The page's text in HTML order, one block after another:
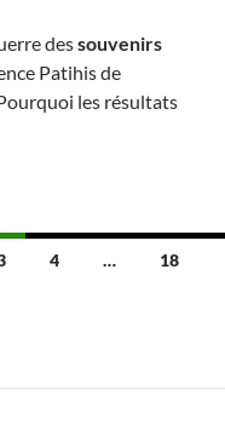
dessouvenirs
Patihis de
les résultats
4 … 18